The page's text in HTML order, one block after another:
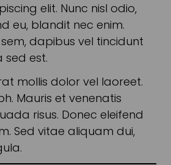
elit. Nunc nisl odio,
eu, blandit nec enim.
dapibus vel tincidunt
sed est.
mollis dolor vel laoreet.
Mauris et venenatis
risus. Donec eleifend
Sed vitae aliquam dui,